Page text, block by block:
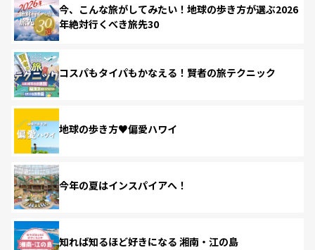
今、こんな旅がしてみたい！地球の歩き方が選ぶ2026
年絶対行くべき旅先30
コスパもタイパもかなえる！賢者の旅テクニック
地球の歩き方♥偏愛ハワイ
今年の夏はインスパイアへ！
知れば知るほど好きになる 湘南・江の島